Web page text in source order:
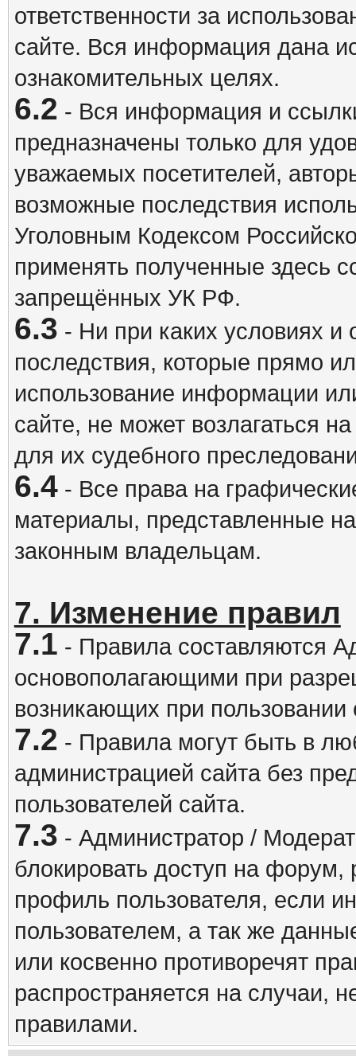
ответственности за
сайте. Вся информация дана
ознакомительных целях.
6.2 - Вся информация и
предназначены только для
уважаемых посетителей,
возможные последствия
Уголовным Кодексом
применять полученные здесь
запрещённых УК РФ.
6.3 - Ни при каких условиях и
последствия, которые прямо
использование информации
сайте, не может возлагаться
для их судебного
6.4- Все права на
материалы, представленные
законным владельцам.
7. Изменение правил
7.1 - Правила составляются
основополагающими при
возникающих при пользовании
7.2 - Правила могут быть в
администрацией сайта без
пользователей сайта.
7.3 - Администратор /
блокировать доступ на форум,
профиль пользователя, если
пользователем, а так же
или косвенно противоречят
распространяется на случаи,
правилами.